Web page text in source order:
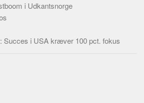
i Udkantsnorge
Succes i USA kræver 100 pct. fokus